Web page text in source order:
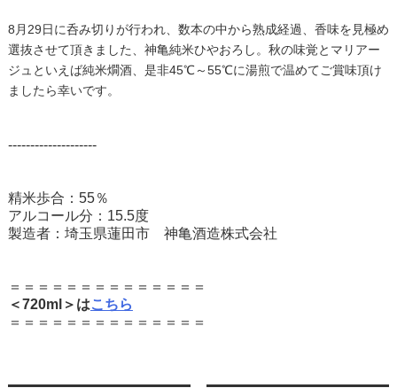
8月29日に呑み切りが行われ、数本の中から熟成経過、香味を見極め
選抜させて頂きました、神亀純米ひやおろし。秋の味覚とマリアー
ジュといえば純米燗酒、是非45℃～55℃に湯煎で温めてご賞味頂け
ましたら幸いです。
--------------------
精米歩合：55％
アルコール分：15.5度
製造者：埼玉県蓮田市 神亀酒造株式会社
＝＝＝＝＝＝＝＝＝＝＝＝＝＝
＜720ml＞はこちら
＝＝＝＝＝＝＝＝＝＝＝＝＝＝